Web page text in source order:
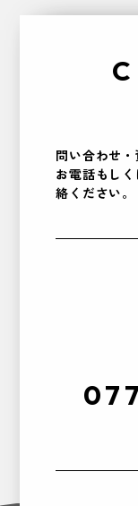
問い合わせ・
お電話もし
絡ください。